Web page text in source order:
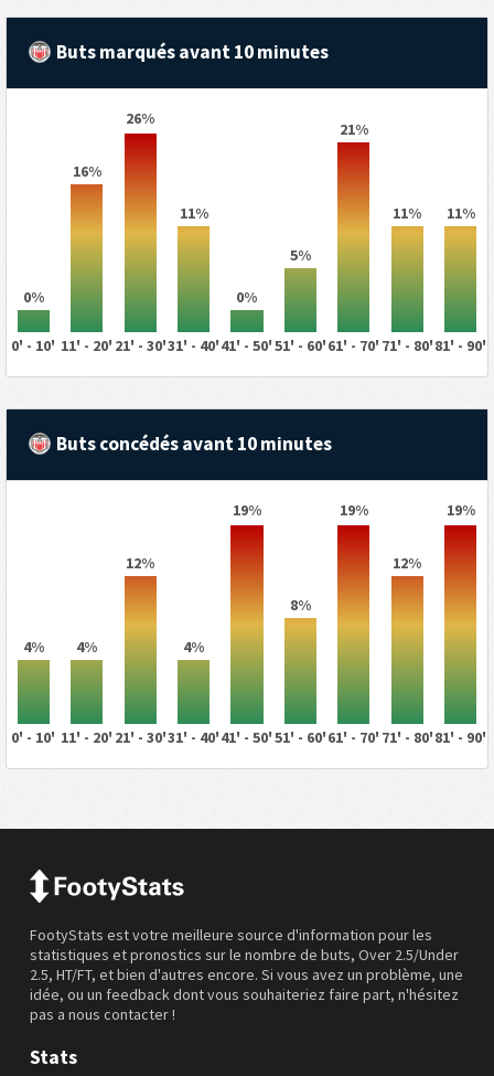
Buts marqués avant 10 minutes
0%
16%
26%
11%
0%
5%
21%
11% 11%
0' - 10' 11' - 20' 21' - 30'31' - 40'41' - 50'51' - 60'61' - 70' 71' - 80'81' - 90'
Buts concédés avant 10 minutes
4% 4%
12%
4%
19%
8%
19%
12%
19%
0' - 10' 11' - 20' 21' - 30'31' - 40'41' - 50'51' - 60'61' - 70' 71' - 80'81' - 90'
FootyStats est votre meilleure source d'information pour les
statistiques et pronostics sur le nombre de buts, Over 2.5/Under
2.5, HT/FT, et bien d'autres encore. Si vous avez un problème, une
idée, ou un feedback dont vous souhaiteriez faire part, n'hésitez
pas a nous contacter !
Stats